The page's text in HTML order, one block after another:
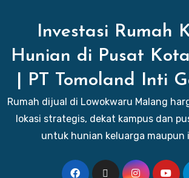
Investasi Rumah
Hunian di Pusat
| PT Tomoland Inti
Rumah dijual di Lowokwaru Malang
lokasi strategis, dekat kampus dan
untuk hunian keluarga maupun